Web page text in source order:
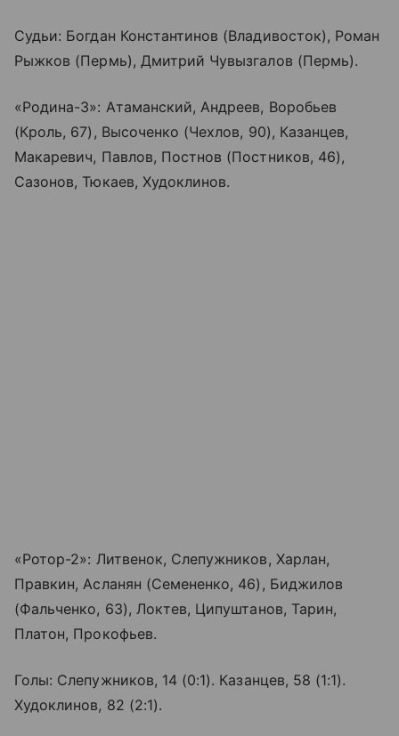
Судьи: Богдан Константинов (Владивосток), Роман
Рыжков (Пермь), Дмитрий Чувызгалов (Пермь).
«Родина-3»: Атаманский, Андреев, Воробьев
(Кроль, 67), Высоченко (Чехлов, 90), Казанцев,
Макаревич, Павлов, Постнов (Постников, 46),
Сазонов, Тюкаев, Худоклинов.
«Ротор-2»: Литвенок, Слепужников, Харлан,
Правкин, Асланян (Семененко, 46), Биджилов
(Фальченко, 63), Локтев, Ципуштанов, Тарин,
Платон, Прокофьев.
Голы: Слепужников, 14 (0:1). Казанцев, 58 (1:1).
Худоклинов, 82 (2:1).